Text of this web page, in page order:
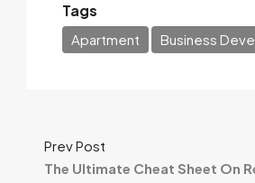
Tags
Apartment Business
Prev Post
The Ultimate Cheat Sheet On